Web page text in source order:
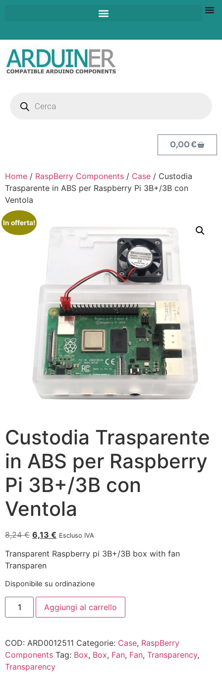
0,00€
Home / RaspBerry Components / Case / Custodia
Trasparente in ABS per Raspberry Pi 3B+/3B con
Ventola
In offerta!
Custodia Trasparente
in ABS per Raspberry
Pi 3B+/3B con
Ventola
8,24€ 6,13 € Escluso IVA
Transparent Raspberry pi 3B+/3B box with fan
Transparen
Disponibile su ordinazione
Aggiungi al carrello
COD: ARD0012511 Categorie: Case, RaspBerry
Components Tag: Box, Box, Fan, Fan, Transparency,
Transparency